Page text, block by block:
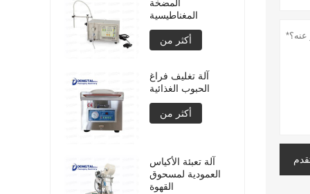
المغناطيسية
أكثر من
آلة تغليف فراغ
الحبوب الغذائية
أكثر من
آلة تعبئة الأكياس
العمودية لمسحوق
القهوة